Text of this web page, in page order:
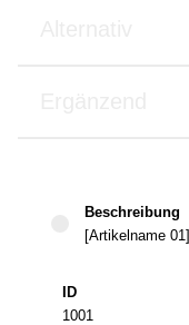
Beschreibung
[Artikelname 01]
1001